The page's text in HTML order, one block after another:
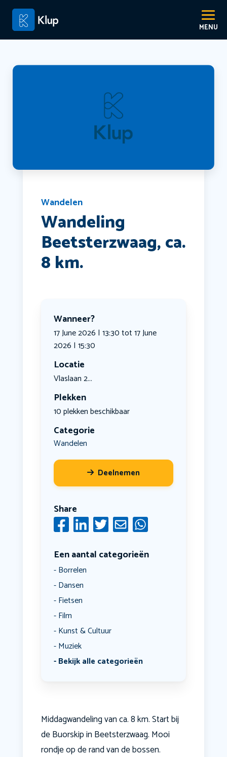
Wandelen
Wandeling
Beetsterzwaag, ca.
8 km.
Wanneer?
17 June 2026 | 13:30 tot 17 June
2026 | 15:30
Locatie
Vlaslaan 2...
Plekken
10 plekken beschikbaar
Categorie
Wandelen
Deelnemen
Share
Een aantal categorieën
Borrelen
Dansen
Fietsen
Film
Kunst & Cultuur
Muziek
Bekijk alle categorieën
Middagwandeling van ca. 8 km. Start bij
de Buorskip in Beetsterzwaag. Mooi
rondje op de rand van de bossen.